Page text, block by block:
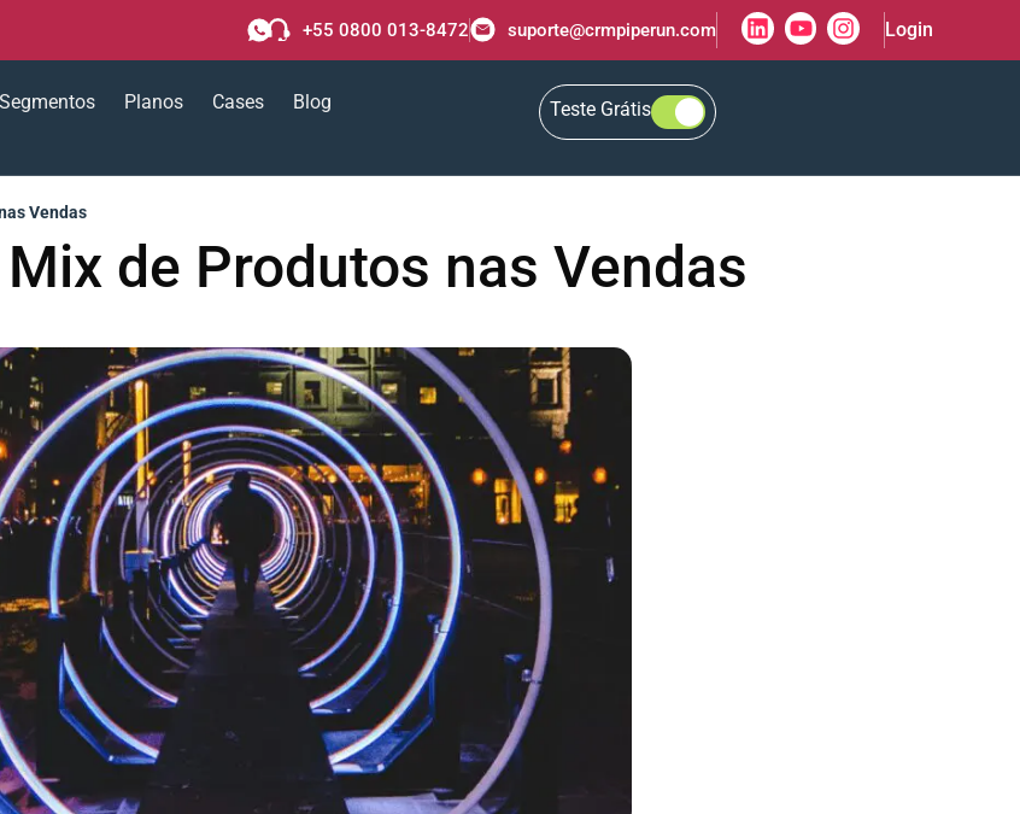
+55 0800 013-8472 suporte@crmpiperun.com Login
Segmentos Planos Cases Blog Teste Grátis
Vendas
de Produtos nas Vendas